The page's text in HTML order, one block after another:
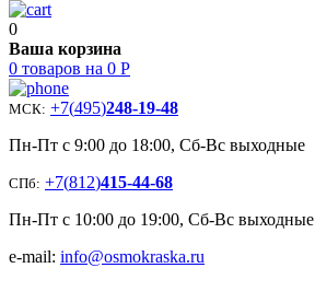
0
Ваша корзина
0 товаров на 0 Р
МСК: +7(495)248-19-48
Пн-Пт с 9:00 до 18:00, Сб-Вс выходные
СПб: +7(812)415-44-68
Пн-Пт с 10:00 до 19:00, Сб-Вс выходные
e-mail: info@osmokraska.ru